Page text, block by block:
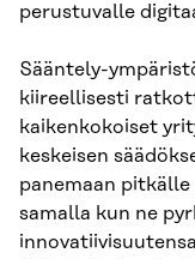
perustuvalle
Sääntely-
kiireellisesti
kaikenkokoiset
keskeisen
panemaan
samalla kun ne